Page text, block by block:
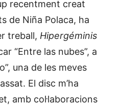
recentment creat
de Niña Polaca, ha
treball, Hipergéminis
“Entre las nubes”, a
una de les meves
El disc m’ha
amb col·laboracions